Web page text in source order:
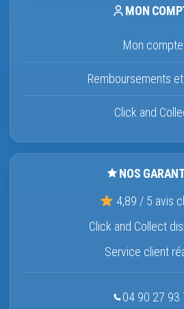
MON
Mon compte
Remboursements
Click and
NOS
4,89 / 5 avis
Click and Collect
Service client
04 90 27 93